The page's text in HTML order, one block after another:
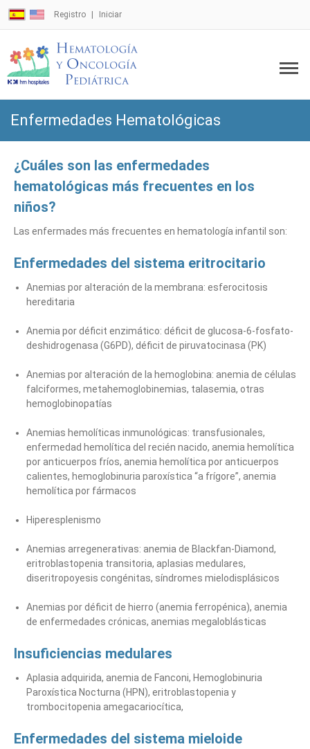
Registro Iniciar
Enfermedades Hematológicas
¿Cuáles son las enfermedades
hematológicas más frecuentes en los
niños?
Las enfermades más frecuentes en hematología infantil son:
Enfermedades del sistema eritrocitario
Anemias por alteración de la membrana: esferocitosis
hereditaria
Anemia por déficit enzimático: déficit de glucosa-6-fosfato-
deshidrogenasa (G6PD), déficit de piruvatocinasa (PK)
Anemias por alteración de la hemoglobina: anemia de células
falciformes, metahemoglobinemias, talasemia, otras
hemoglobinopatías
Anemias hemolíticas inmunológicas: transfusionales,
enfermedad hemolítica del recién nacido, anemia hemolítica
por anticuerpos fríos, anemia hemolítica por anticuerpos
calientes, hemoglobinuria paroxística “a frígore”, anemia
hemolítica por fármacos
Hiperesplenismo
Anemias arregenerativas: anemia de Blackfan-Diamond,
eritroblastopenia transitoria, aplasias medulares,
diseritropoyesis congénitas, síndromes mielodisplásicos
Anemias por déficit de hierro (anemia ferropénica), anemia
de enfermedades crónicas, anemias megaloblásticas
Insuficiencias medulares
Aplasia adquirida, anemia de Fanconi, Hemoglobinuria
Paroxística Nocturna (HPN), eritroblastopenia y
trombocitopenia amegacariocítica,
Enfermedades del sistema mieloide